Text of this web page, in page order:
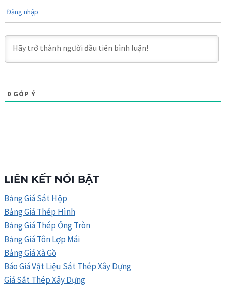
Đăng nhập
0 GÓP Ý
LIÊN KẾT NỔI BẬT
Bảng Giá Sắt Hộp
Bảng Giá Thép Hình
Bảng Giá Thép Ống Tròn
Bảng Giá Tôn Lợp Mái
Bảng Giá Xà Gồ
Báo Giá Vật Liệu Sắt Thép Xây Dựng
Giá Sắt Thép Xây Dựng